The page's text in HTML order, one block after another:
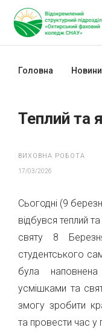
content
Головна Новини
Теплий та
ВИХОВНА РОБОТА
17/03/2026
Сьогодні (9
відбувся теплий
святу 8
студентського
була
усмішками та
змогу зробити
та провести час у